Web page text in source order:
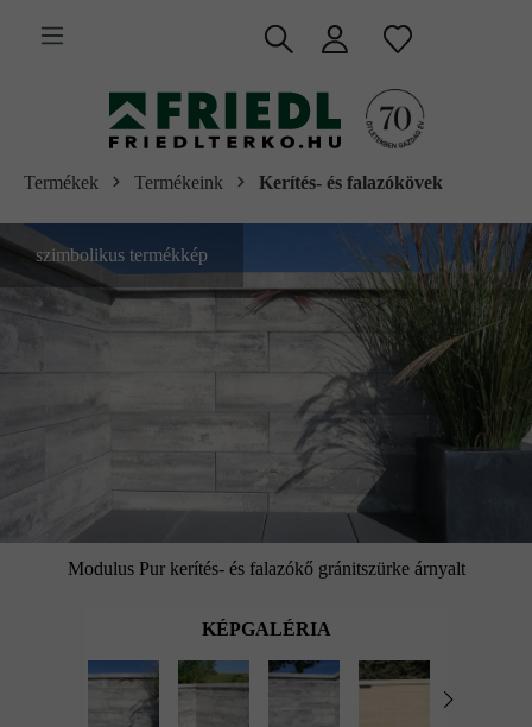
tartalomra
Termékek Termékeink Kerítés- és falazókövek
Modulus Pur kerítés- és falazókő gránitszürke árnyalt
szimbolikus termékkép
KÉPGALÉRIA